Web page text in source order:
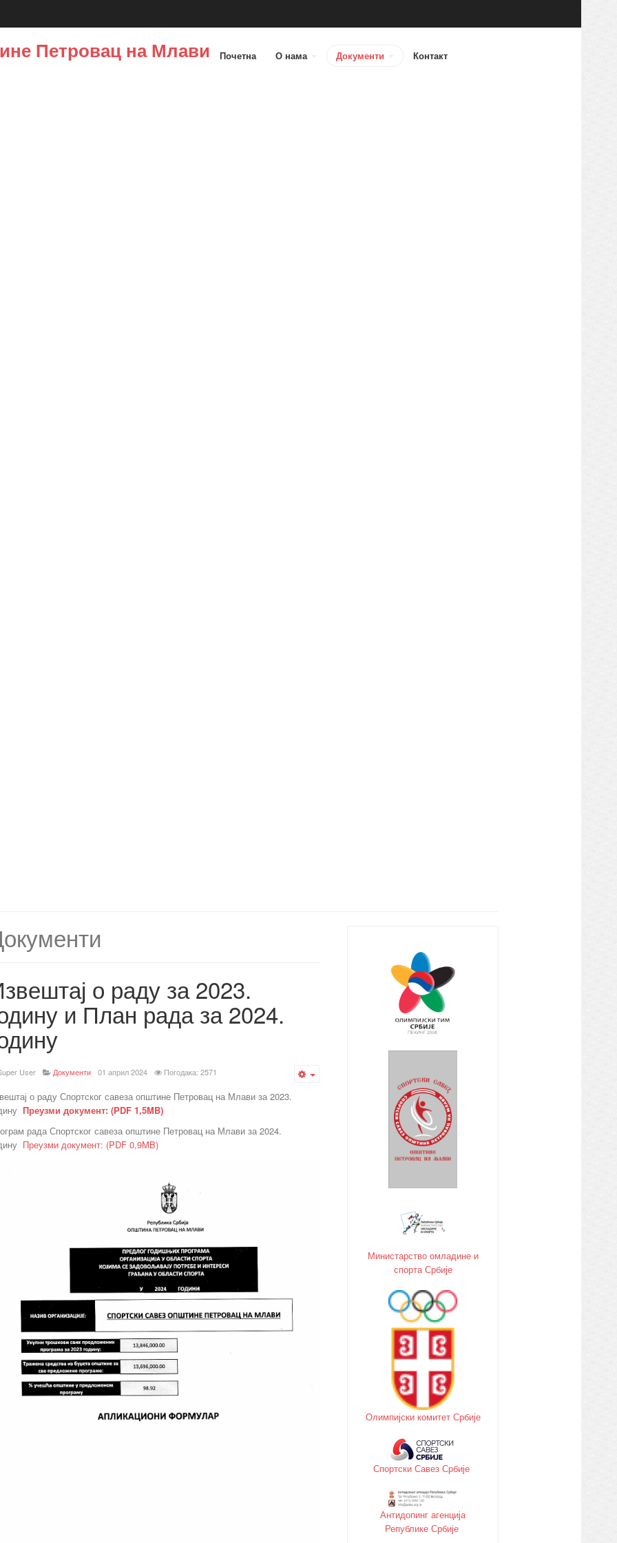
Петровац на Млави Почетна О нама Документи Контакт
о раду за 2023.
и План рада за 2024.
User Документи 01 април 2024 Погодака: 2571
о раду Спортског савеза општине Петровац на Млави за 2023.
Преузми документ: (PDF 1,5MB)
рада Спортског савеза општине Петровац на Млави за 2024.
Преузми документ: (PDF 0,9MB)
Министарство oмладине и
спорта Србије
Олимпијски комитет Србије
Спортски Савез Србије
Антидопинг агенција
Републике Србије